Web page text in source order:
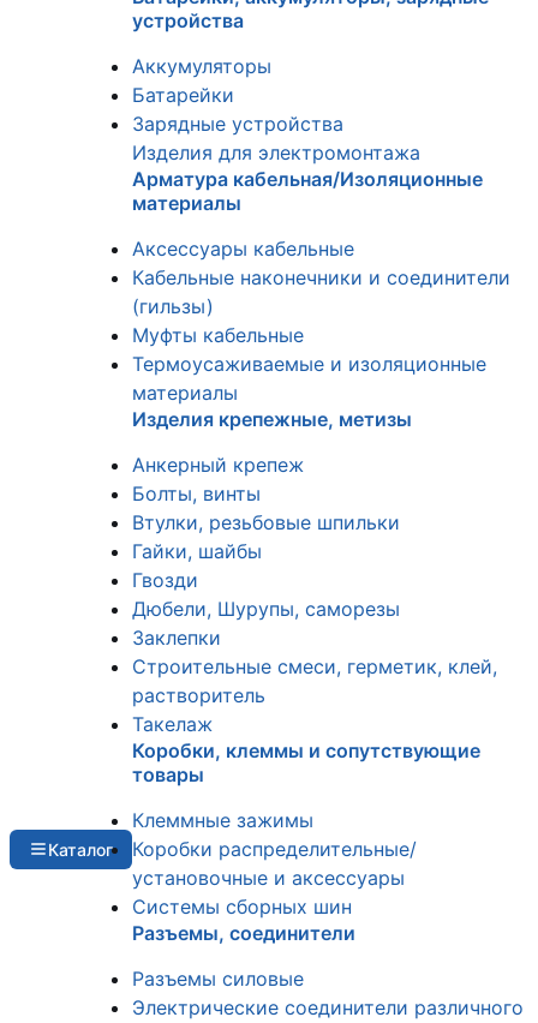
Каталог
устройства
Аккумуляторы
Батарейки
Зарядные устройства
Изделия для электромонтажа
Арматура кабельная/Изоляционные
материалы
Аксессуары кабельные
Кабельные наконечники и соединители
(гильзы)
Муфты кабельные
Термоусаживаемые и изоляционные
материалы
Изделия крепежные, метизы
Анкерный крепеж
Болты, винты
Втулки, резьбовые шпильки
Гайки, шайбы
Гвозди
Дюбели, Шурупы, саморезы
Заклепки
Строительные смеси, герметик, клей,
растворитель
Такелаж
Коробки, клеммы и сопутствующие
товары
Клеммные зажимы
Коробки распределительные/
установочные и аксессуары
Системы сборных шин
Разъемы, соединители
Разъемы силовые
Электрические соединители различного